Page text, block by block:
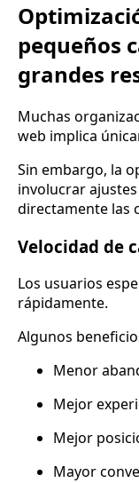
pequeños
grandes
Muchas
web implica
Sin embargo, la
involucrar
directamente las
Velocidad de
Los usuarios
rápidamente.
Algunos
Menor
Mejor
Mejor
Mayor